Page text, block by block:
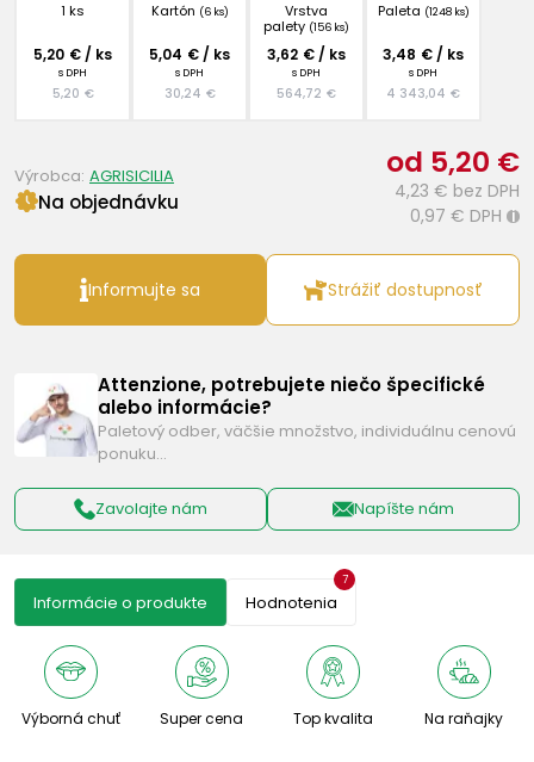
1 ks
5,20 € / ks
s DPH
5,20 €
Kartón (6 ks)
5,04 € / ks
s DPH
30,24 €
Vrstva
palety (156 ks)
3,62 € / ks
s DPH
564,72 €
Paleta (1248 ks)
3,48 € / ks
s DPH
4 343,04 €
od 5,20 €
4,23 € bez DPH
0,97 € DPH i
Na objednávku
Výrobca: AGRISICILIA
Informujte sa Strážiť dostupnosť
Attenzione, potrebujete niečo špecifické
alebo informácie?
Paletový odber, väčšie množstvo, individuálnu cenovú
ponuku…
Zavolajte nám Napíšte nám
Informácie o produkte Hodnotenia
7
Výborná chuť Super cena Top kvalita Na raňajky